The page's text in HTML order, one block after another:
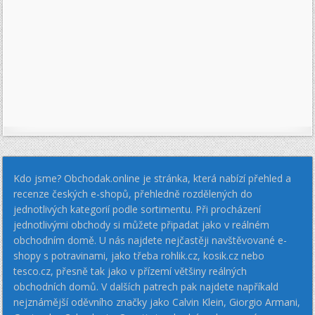
Kdo jsme? Obchodak.online je stránka, která nabízí přehled a
recenze českých e-shopů, přehledně rozdělených do
jednotlivých kategorií podle sortimentu. Při procházení
jednotlivými obchody si můžete připadat jako v reálném
obchodním domě. U nás najdete nejčastěji navštěvované e-
shopy s potravinami, jako třeba rohlik.cz, kosik.cz nebo
tesco.cz, přesně tak jako v přízemí většiny reálných
obchodních domů. V dalších patrech pak najdete napříkald
nejznámější oděvního značky jako Calvin Klein, Giorgio Armani,